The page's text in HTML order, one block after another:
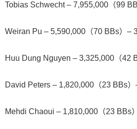
Tobias Schwecht – 7,955,000（99
Weiran Pu – 5,590,000（70 BBs）–
Huu Dung Nguyen – 3,325,000（42
David Peters – 1,820,000（23 BBs
Mehdi Chaoui – 1,810,000（23 BBs）